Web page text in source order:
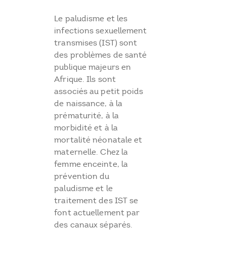
Le paludisme et les
infections sexuellement
transmises (IST) sont
des problèmes de santé
publique majeurs en
Afrique. Ils sont
associés au petit poids
de naissance, à la
prématurité, à la
morbidité et à la
mortalité néonatale et
maternelle. Chez la
femme enceinte, la
prévention du
paludisme et le
traitement des IST se
font actuellement par
des canaux séparés.